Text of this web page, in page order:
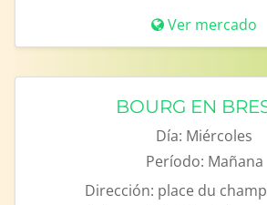
Ver mercado
BOURG EN
Día: Miércoles
Período: Mañana
Dirección: place du